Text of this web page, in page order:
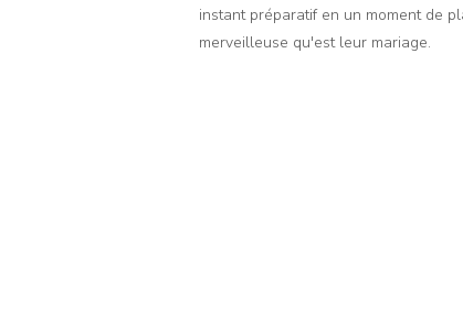
instant préparatif en un moment de
merveilleuse qu'est leur mariage.